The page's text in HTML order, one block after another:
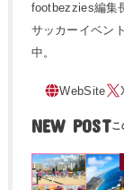
footbezzies編集
サッカーイベン
中。
NEW POST